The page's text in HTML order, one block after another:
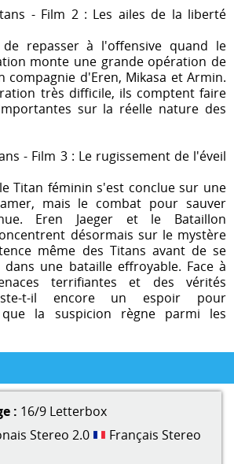
- Film 2 : Les ailes de la liberté
repasser à l'offensive quand le
monte une grande opération de
compagnie d'Eren, Mikasa et Armin.
très difficile, ils comptent faire
sur la réelle nature des
- Film 3 : Le rugissement de l'éveil
Titan féminin s'est conclue sur une
mais le combat pour sauver
Eren Jaeger et le Bataillon
désormais sur le mystère
même des Titans avant de se
une bataille effroyable. Face à
terrifiantes et des vérités
t-il encore un espoir pour
la suspicion règne parmi les
: 16/9 Letterbox
Stereo 2.0
Français Stereo